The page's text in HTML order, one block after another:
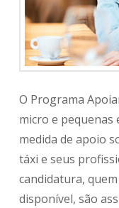
O Programa
micro e pequenas
medida de apoio
táxi e seus
candidatura,
disponível, são